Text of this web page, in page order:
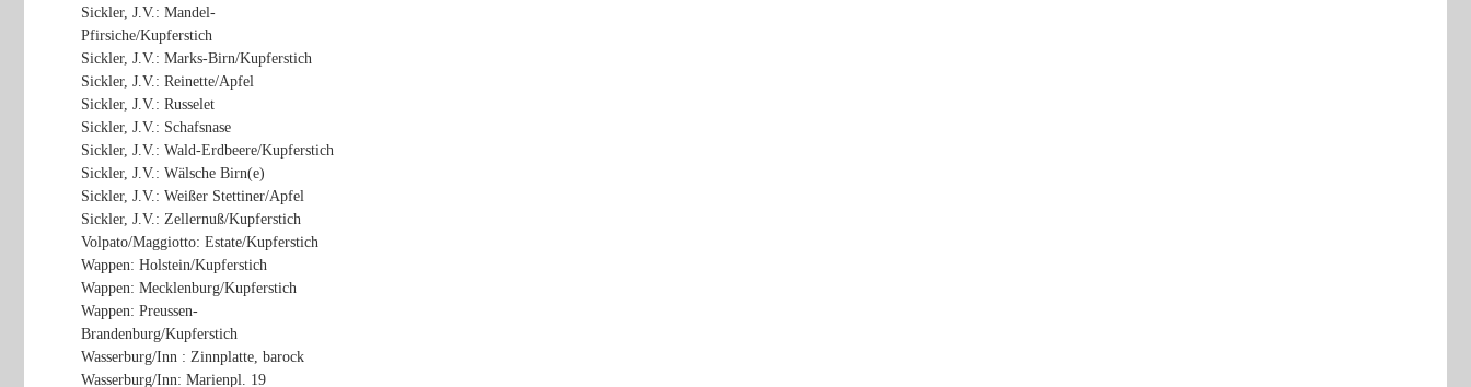
Sickler, J.V.: Mandel-
Pfirsiche/Kupferstich
Sickler, J.V.: Marks-Birn/Kupferstich
Sickler, J.V.: Reinette/Apfel
Sickler, J.V.: Russelet
Sickler, J.V.: Schafsnase
Sickler, J.V.: Wald-Erdbeere/Kupferstich
Sickler, J.V.: Wälsche Birn(e)
Sickler, J.V.: Weißer Stettiner/Apfel
Sickler, J.V.: Zellernuß/Kupferstich
Volpato/Maggiotto: Estate/Kupferstich
Wappen: Holstein/Kupferstich
Wappen: Mecklenburg/Kupferstich
Wappen: Preussen-
Brandenburg/Kupferstich
Wasserburg/Inn : Zinnplatte, barock
Wasserburg/Inn: Marienpl. 19